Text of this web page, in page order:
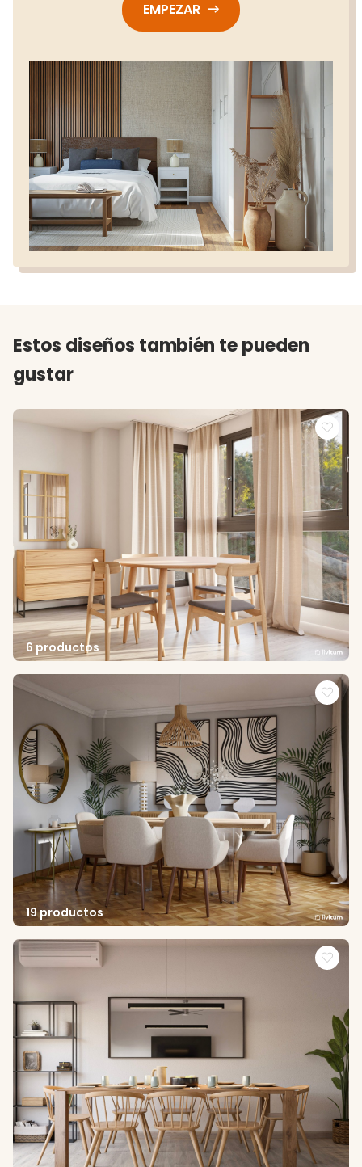
EMPEZAR
Estos diseños también te pueden
gustar
6 productos
19 productos